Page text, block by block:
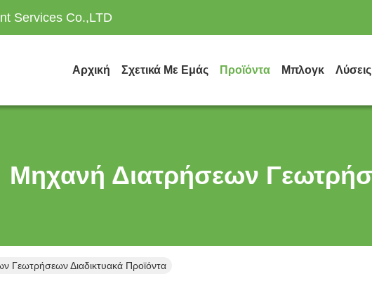
Services Co.,LTD
Αρχική Σχετικά Με Εμάς Προϊόντα Μπλογκ Λύσεις
Μηχανή Διατρήσεων
Γεωτρήσεων Διαδικτυακά Προϊόντα